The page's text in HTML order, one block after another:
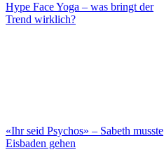
Hype Face Yoga – was bringt der
Trend wirklich?
«Ihr seid Psychos» – Sabeth musste
Eisbaden gehen